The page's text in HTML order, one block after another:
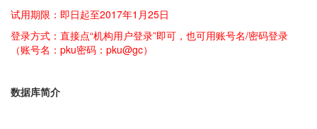
试用期限：即日起至2017年1月25日
登录方式：直接点“机构用户登录”即可，也可用账号名/密码登录
（账号名：pku密码：pku@gc）
数据库简介